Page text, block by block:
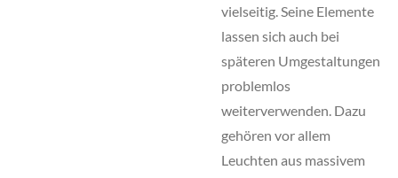
vielseitig. Seine Elemente
lassen sich auch bei
späteren Umgestaltungen
problemlos
weiterverwenden. Dazu
gehören vor allem
Leuchten aus massivem